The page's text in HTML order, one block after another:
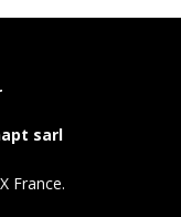
sarl
France.